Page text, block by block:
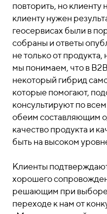
повторить, но
клиенту нужен
геосервисах были в
собраны и ответы
не только от
мы понимаем, что в
некоторый гибрид
которые помогают,
консультируют по
обеим составляющим
качество продукта и
быть на высоком
Клиенты
хорошего
решающим при
переходе к нам от